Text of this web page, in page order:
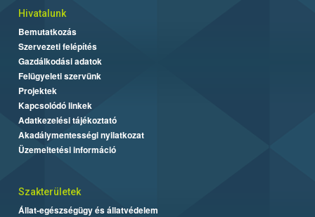
Hivatalunk
Bemutatkozás
Szervezeti felépítés
Gazdálkodási adatok
Felügyeleti szervünk
Projektek
Kapcsolódó linkek
Adatkezelési tájékoztató
Akadálymentességi nyilatkozat
Üzemeltetési információ
Szakterületek
Állat-egészségügy és állatvédelem